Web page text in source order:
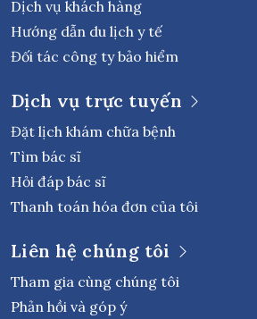
Dịch vụ khách hàng
Hướng dẫn du lịch y tế
Đối tác công ty bảo hiểm
Dịch vụ trực tuyến
Đặt lịch khám chữa bệnh
Tìm bác sĩ
Hỏi đáp bác sĩ
Thanh toán hóa đơn của tôi
Liên hệ chúng tôi
Tham gia cùng chúng tôi
Phản hồi và góp ý